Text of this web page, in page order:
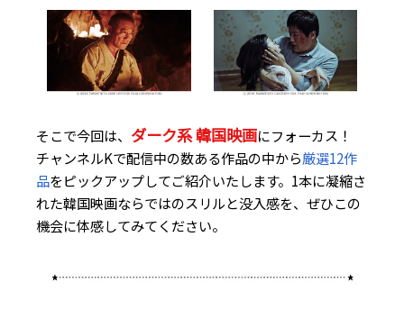
そこで今回は、 ダーク系 韓国映画にフォーカス！
チャンネルKで配信中の数ある作品の中から厳選12作
品をピックアップしてご紹介いたします。1本に凝縮さ
れた韓国映画ならではのスリルと没入感を、ぜひこの
機会に体感してみてください。